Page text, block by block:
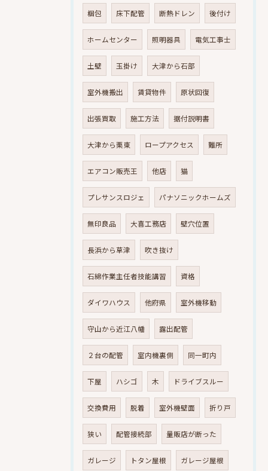
梱包 床下配管 断熱ドレン 後付け
ホームセンター 照明器具 電気工事士
土壁 玉掛け 大津から石部
室外機搬出 賃貸物件 原状回復
出張買取 施工方法 据付説明書
大津から栗東 ロープアクセス 難所
エアコン販売王 他店 猫
プレサンスロジェ パナソニックホームズ
無印良品 大喜工務店 壁穴位置
長浜から草津 吹き抜け
石綿作業主任者技能講習 資格
ダイワハウス 他府県 室外機移動
守山から近江八幡 露出配管
２台の配管 室内機裏側 同一町内
下屋 ハシゴ 木 ドライブスルー
交換費用 脱着 室外機壁面 折り戸
狭い 配管接続部 量販店が断った
ガレージ トタン屋根 ガレージ屋根